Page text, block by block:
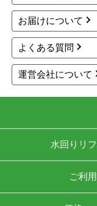
お届けについて
よくある質問
運営会社について
水回りリ
ご利